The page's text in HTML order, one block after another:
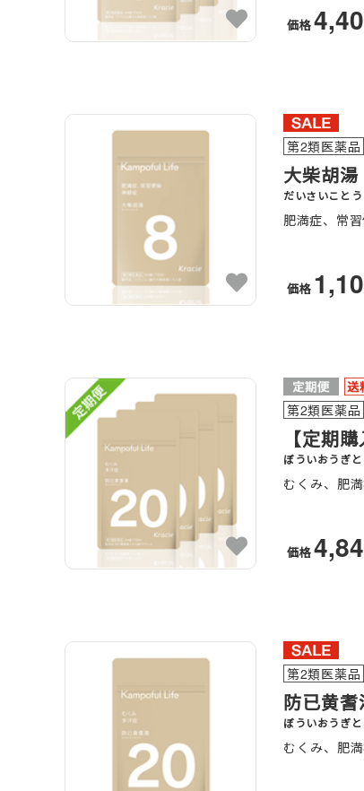
価格
第2類医薬品
大柴胡湯
だいさいことう
肥満症、常
価格
第2類医薬品
【定期
ぼういおうぎと
むくみ、肥
価格
第2類医薬品
防已黄耆
ぼういおうぎと
むくみ、肥